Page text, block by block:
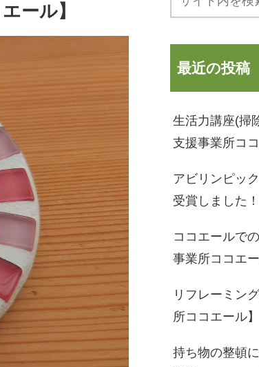
ール】
最近の投稿
生活力講座(掃
支援事業所ココ
アビリンピッ
受賞しました！
ココエールで
事業所ココエー
リフレーミン
所ココエール】
持ち物の整頓